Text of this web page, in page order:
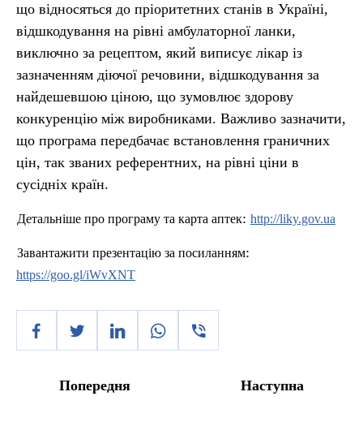
що відносяться до пріоритетних станів в Україні,
відшкодування на рівні амбулаторної ланки,
виключно за рецептом, який виписує лікар із
зазначенням діючої речовини, відшкодування за
найдешевшою ціною, що зумовлює здорову
конкуренцію між виробниками. Важливо зазначити,
що програма передбачає встановлення граничних
цін, так званих референтних, на рівні ціни в
сусідніх країн.
Детальніше про програму та карта аптек: http://liky.gov.ua
Завантажити презентацію за посиланням:
https://goo.gl/iWvXNT
Попередня Наступна